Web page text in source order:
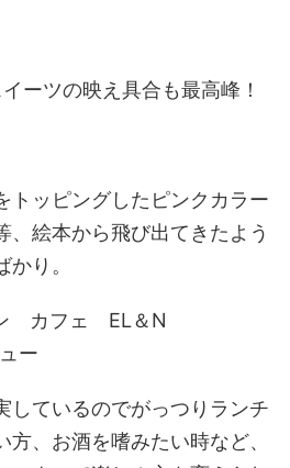
ーツの映え具合も最高峰！
トッピングしたピンクカラー
、絵本から飛び出てきたよう
り。
しているのでがっつりランチ
、お酒を嗜みたい時など、